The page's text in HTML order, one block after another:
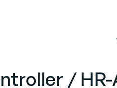
/